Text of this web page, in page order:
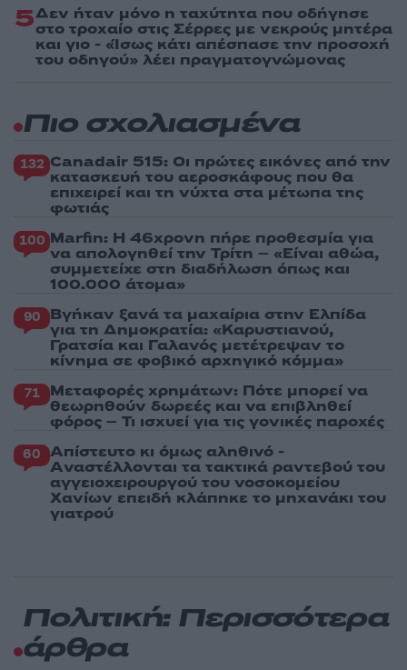
5Δεν ήταν μόνο η ταχύτητα που οδήγησε
στο τροχαίο στις Σέρρες με νεκρούς μητέρα
και γιο - «Ίσως κάτι απέσπασε την προσοχή
του οδηγού» λέει πραγματογνώμονας
Πιο σχολιασμένα
132 Canadair 515: Οι πρώτες εικόνες από την
κατασκευή του αεροσκάφους που θα
επιχειρεί και τη νύχτα στα μέτωπα της
φωτιάς
100 Marfin: Η 46χρονη πήρε προθεσμία για
να απολογηθεί την Τρίτη – «Είναι αθώα,
συμμετείχε στη διαδήλωση όπως και
100.000 άτομα»
90 Βγήκαν ξανά τα μαχαίρια στην Ελπίδα
για τη Δημοκρατία: «Καρυστιανού,
Γρατσία και Γαλανός μετέτρεψαν το
κίνημα σε φοβικό αρχηγικό κόμμα»
71 Μεταφορές χρημάτων: Πότε μπορεί να
θεωρηθούν δωρεές και να επιβληθεί
φόρος – Τι ισχυεί για τις γονικές παροχές
60 Απίστευτο κι όμως αληθινό -
Aναστέλλονται τα τακτικά ραντεβού του
αγγειοχειρουργού του νοσοκομείου
Χανίων επειδή κλάπηκε το μηχανάκι του
γιατρού
Πολιτική: Περισσότερα
άρθρα